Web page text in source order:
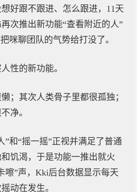
好跟不跟进、怎么跟进，11天
次推出新功能“查看附近的人”
咪聊团队的气势给打没了。
性的新功能。
；其次人类骨子里都很孤独；
净。
”和“摇一摇”正视并满足了普通
饥渴，于是功能一推出就火
嚓”声，Kki后台数据显示每天
动在发生。